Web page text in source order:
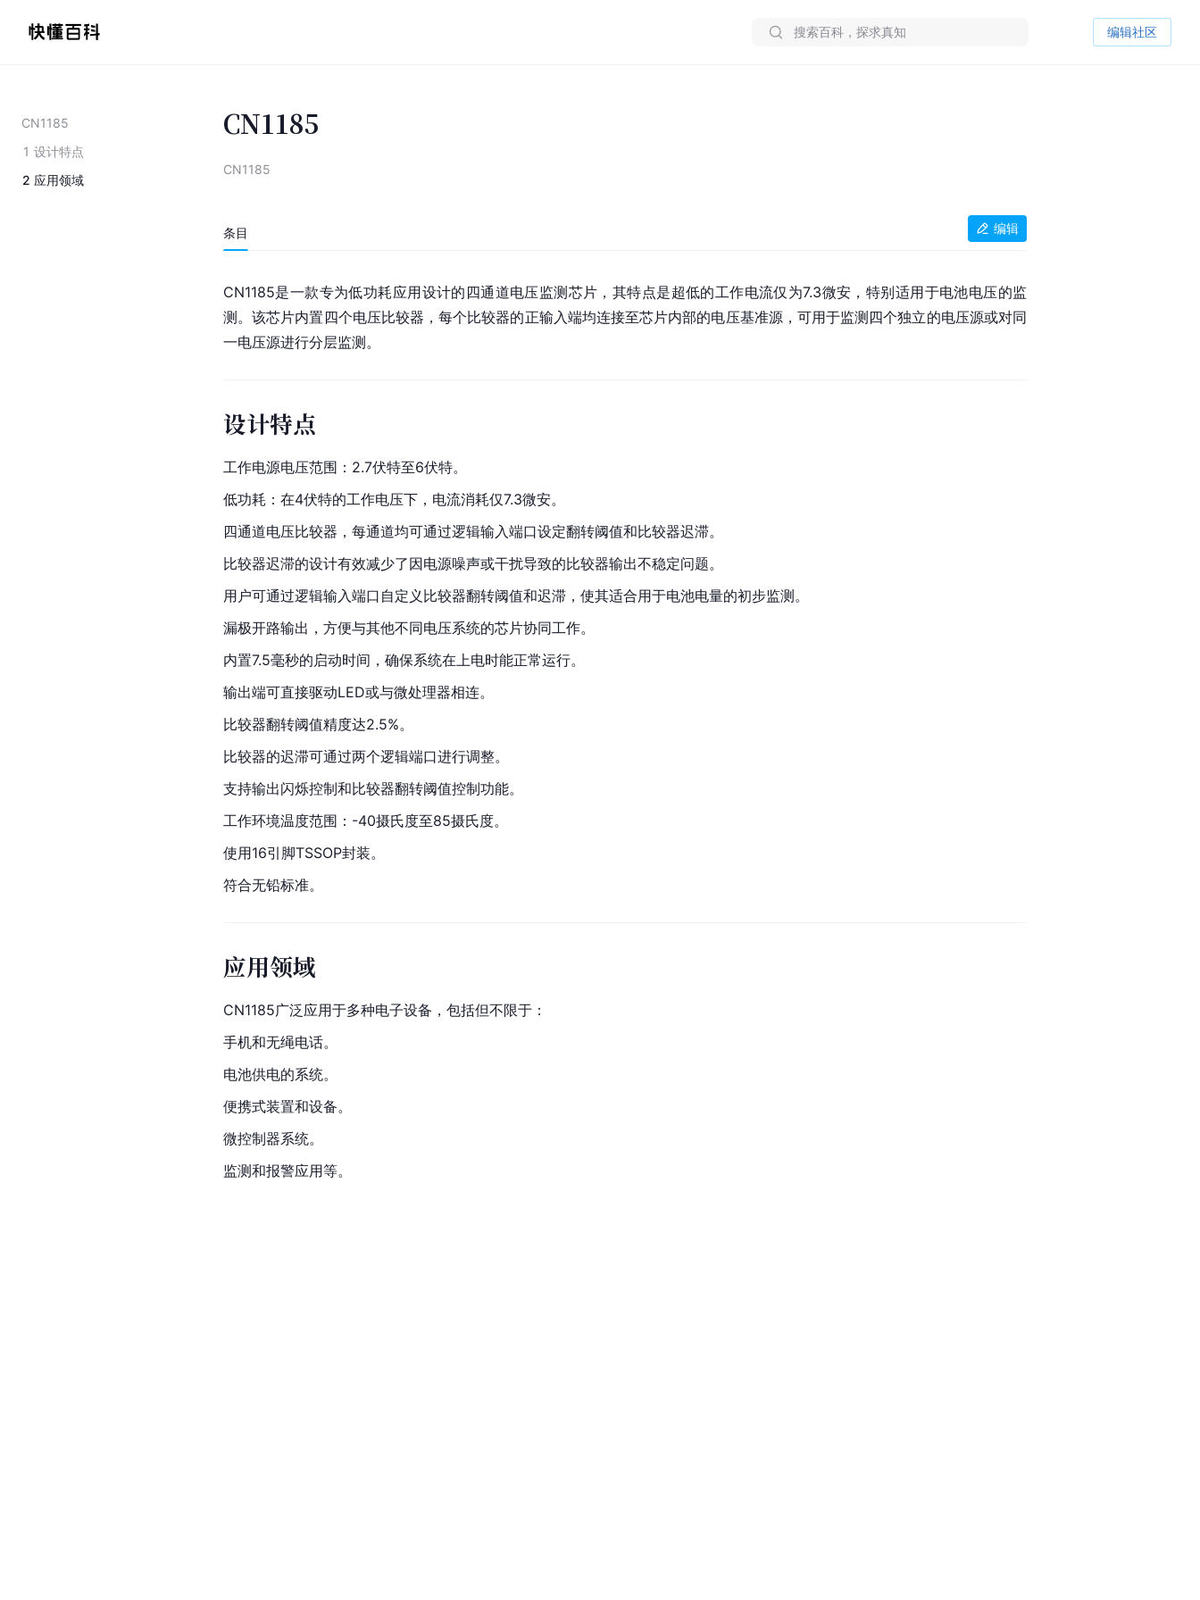
编辑社区
CN1185
1 设计特点
2 应用领域
CN1185
CN1185
条目 编辑
CN1185是一款专为低功耗应用设计的四通道电压监测芯片，其特点是超低的工作电流仅为7.3微安，特别适用于电池电压的监
测。该芯片内置四个电压比较器，每个比较器的正输入端均连接至芯片内部的电压基准源，可用于监测四个独立的电压源或对同
一电压源进行分层监测。
设计特点
工作电源电压范围：2.7伏特至6伏特。
低功耗：在4伏特的工作电压下，电流消耗仅7.3微安。
四通道电压比较器，每通道均可通过逻辑输入端口设定翻转阈值和比较器迟滞。
比较器迟滞的设计有效减少了因电源噪声或干扰导致的比较器输出不稳定问题。
用户可通过逻辑输入端口自定义比较器翻转阈值和迟滞，使其适合用于电池电量的初步监测。
漏极开路输出，方便与其他不同电压系统的芯片协同工作。
内置7.5毫秒的启动时间，确保系统在上电时能正常运行。
输出端可直接驱动LED或与微处理器相连。
比较器翻转阈值精度达2.5%。
比较器的迟滞可通过两个逻辑端口进行调整。
支持输出闪烁控制和比较器翻转阈值控制功能。
工作环境温度范围：-40摄氏度至85摄氏度。
使用16引脚TSSOP封装。
符合无铅标准。
应用领域
CN1185广泛应用于多种电子设备，包括但不限于：
手机和无绳电话。
电池供电的系统。
便携式装置和设备。
微控制器系统。
监测和报警应用等。